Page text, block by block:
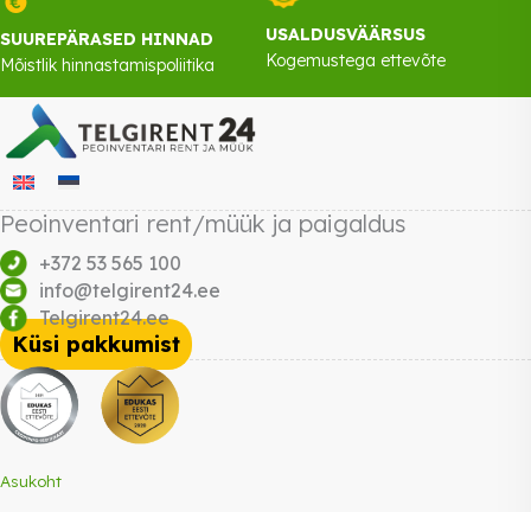
SUUREPÄRASED HINNAD
Mõistlik hinnastamispoliitika
USALDUSVÄÄRSUS
Kogemustega ettevõte
Peoinventari rent/müük ja paigaldus
+372 53 565 100
info@telgirent24.ee
Telgirent24.ee
Küsi pakkumist
Asukoht